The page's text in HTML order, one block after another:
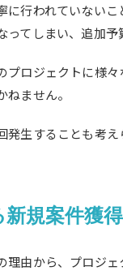
に行われていない
てしまい、追加予
プロジェクトに様
ません。
発生することも考
規案件獲
由から、プロジ